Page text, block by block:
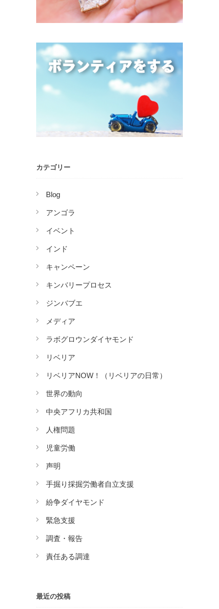
カテゴリー
Blog
アンゴラ
イベント
インド
キャンペーン
キンバリープロセス
ジンバブエ
メディア
ラボグロウンダイヤモンド
リベリア
リベリアNOW！（リベリアの日常）
世界の動向
中央アフリカ共和国
人権問題
児童労働
声明
手掘り採掘労働者自立支援
紛争ダイヤモンド
緊急支援
調査・報告
責任ある調達
最近の投稿